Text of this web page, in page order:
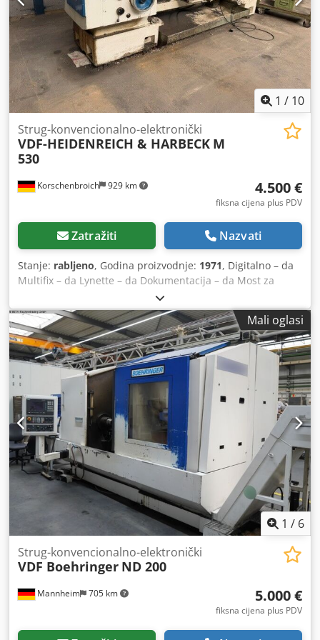
stezne glave) - 6 x brze stezne glave (vidi slike) - 1 x
kompletan priručnik proizvođača (upute za korištenje,
električna shema itd.) Kvaliteta i sigurnost: Stroj
impresionira tipičnom EMCO kvalitetom „Proizvedeno u
Austriji”: Zainteresirani ste? Slobodno nas kontaktirajte
kako bismo dogovorili termin za pregled ili kako bismo vam
poslali ponudu.
1 / 10
Korschenbroich 929 km
Strug-konvencionalno-elektronički
VDF-HEIDENREICH & HARBECK M
530
4.500 €
fiksna cijena plus PDV
Zatražiti Nazvati
Stanje: rabljeno, Godina proizvodnje: 1971, Digitalno – da
Multifix – da Lynette – da Dokumentacija – da Most za
krevet – da Dobro stanje – da Raspon između čunova 1800
mm Maksimalni promjer obrade 530 mm Serijski broj 0556
Dwodpfx Adeztfxcjrsa Promjer prolaza 60 mm Težina 3,3 t
Mali oglasi
1 / 6
Mannheim 705 km
Strug-konvencionalno-elektronički
VDF Boehringer ND 200
5.000 €
fiksna cijena plus PDV